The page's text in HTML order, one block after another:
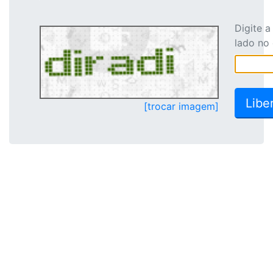
[trocar imagem]
Digite
lado no